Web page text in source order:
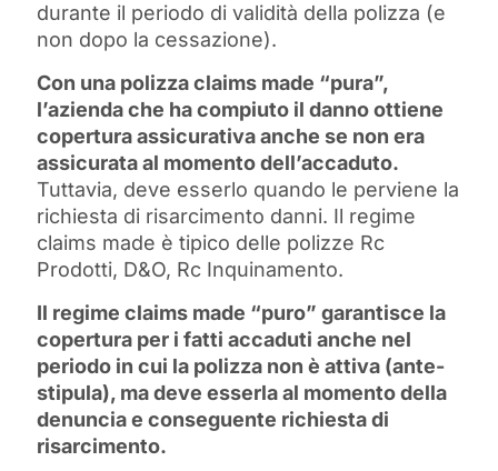
durante il periodo di validità della polizza (e
non dopo la cessazione).
Con una polizza claims made “pura”,
l’azienda che ha compiuto il danno ottiene
copertura assicurativa anche se non era
assicurata al momento dell’accaduto.
Tuttavia, deve esserlo quando le perviene la
richiesta di risarcimento danni. Il regime
claims made è tipico delle polizze Rc
Prodotti, D&O, Rc Inquinamento.
Il regime claims made “puro” garantisce la
copertura per i fatti accaduti anche nel
periodo in cui la polizza non è attiva (ante-
stipula), ma deve esserla al momento della
denuncia e conseguente richiesta di
risarcimento.